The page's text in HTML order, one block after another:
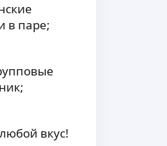
в паре;
вкус!